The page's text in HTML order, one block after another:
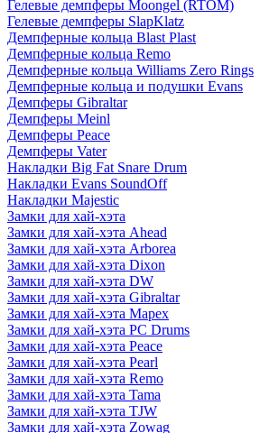
Гелевые демпферы Moongel (RTOM)
Гелевые демпферы SlapKlatz
Демпферные кольца Blast Plast
Демпферные кольца Remo
Демпферные кольца Williams Zero Rings
Демпферные кольца и подушки Evans
Демпферы Gibraltar
Демпферы Meinl
Демпферы Peace
Демпферы Vater
Накладки Big Fat Snare Drum
Накладки Evans SoundOff
Накладки Majestic
Замки для хай-хэта
Замки для хай-хэта Ahead
Замки для хай-хэта Arborea
Замки для хай-хэта Dixon
Замки для хай-хэта DW
Замки для хай-хэта Gibraltar
Замки для хай-хэта Mapex
Замки для хай-хэта PC Drums
Замки для хай-хэта Peace
Замки для хай-хэта Pearl
Замки для хай-хэта Remo
Замки для хай-хэта Tama
Замки для хай-хэта TJW
Замки для хай-хэта Zowag